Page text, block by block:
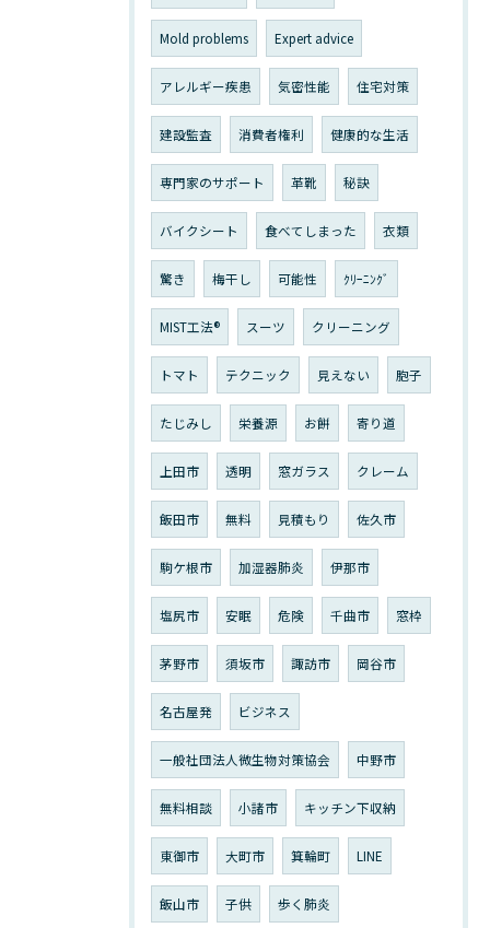
Mold problems Expert advice
アレルギー疾患 気密性能 住宅対策
建設監査 消費者権利 健康的な生活
専門家のサポート 革靴 秘訣
バイクシート 食べてしまった 衣類
驚き 梅干し 可能性 ｸﾘｰﾆﾝｸﾞ
MIST工法® スーツ クリーニング
トマト テクニック 見えない 胞子
たじみし 栄養源 お餅 寄り道
上田市 透明 窓ガラス クレーム
飯田市 無料 見積もり 佐久市
駒ケ根市 加湿器肺炎 伊那市
塩尻市 安眠 危険 千曲市 窓枠
茅野市 須坂市 諏訪市 岡谷市
名古屋発 ビジネス
一般社団法人微生物対策協会 中野市
無料相談 小諸市 キッチン下収納
東御市 大町市 箕輪町 LINE
飯山市 子供 歩く肺炎